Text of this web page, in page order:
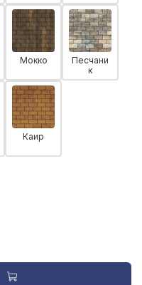
Мокко
Песчани
к
Каир